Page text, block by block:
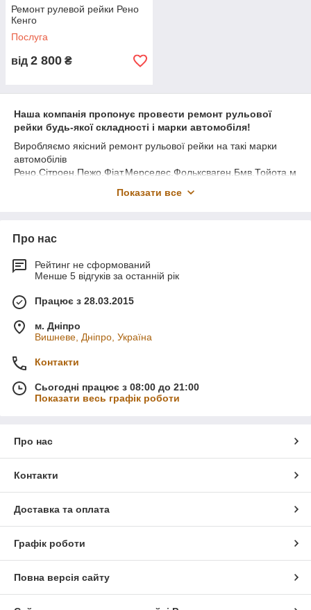
Ремонт рулевой рейки Рено
Кенго
Послуга
від 2 800 ₴
Наша компанія пропонує провести ремонт рульової
рейки будь-якої складності і марки автомобіля!
Виробляємо якісний ремонт рульової рейки на такі марки
автомобілів
Рено,Сітроен,Пежо,Фіат,Мерседес,Фольксваген,Бмв,Тойота,м
Гарантія 8 місяців.
Після ремонту кожна рульова рейка проходить випробування
на спеціалізованому стенді!
Показати все
Про нас
Рейтинг не сформований
Менше 5 відгуків за останній рік
Працює з 28.03.2015
м. Дніпро
Вишневе, Дніпро, Україна
Контакти
Сьогодні працює з 08:00 до 21:00
Показати весь графік роботи
Про нас
Контакти
Доставка та оплата
Графік роботи
Повна версія сайту